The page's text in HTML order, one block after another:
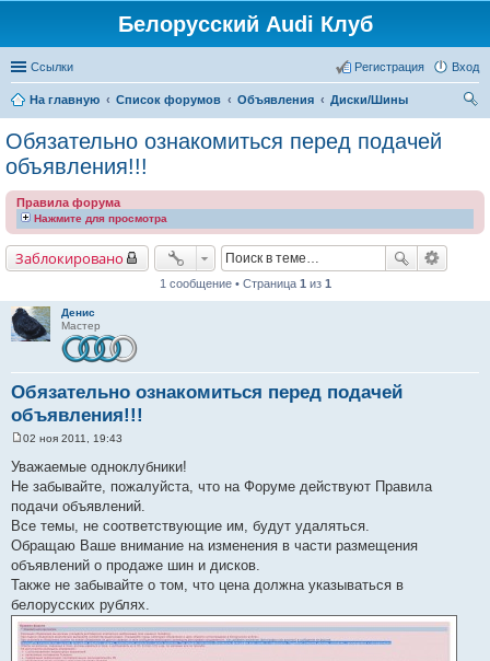
Белорусский Audi Клуб
Ссылки Вход
Регистрация
На главную Список форумов Объявления
Диски/Шины
Обязательно ознакомиться перед подачей
объявления!!!
Правила форума
Нажмите для просмотра
Заблокировано
1 сообщение • Страница 1 из 1
Денис
Мастер
Обязательно ознакомиться перед подачей
объявления!!!
о
б
е
н
и
е
02 ноя 2011, 19:43
Уважаемые одноклубники!
Не забывайте, пожалуйста, что на Форуме действуют Правила
подачи объявлений.
Все темы, не соответствующие им, будут удаляться.
Обращаю Ваше внимание на изменения в части размещения
объявлений о продаже шин и дисков.
Также не забывайте о том, что цена должна указываться в
белорусских рублях.